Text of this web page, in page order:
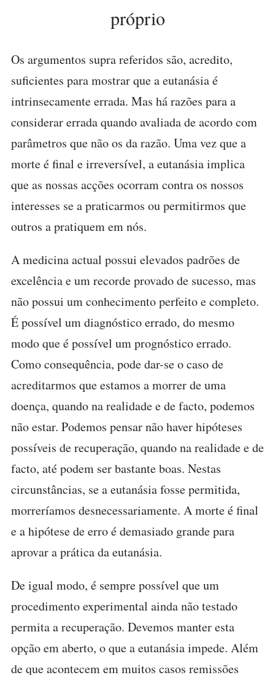
próprio
Os argumentos supra referidos são, acredito,
suficientes para mostrar que a eutanásia é
intrinsecamente errada. Mas há razões para a
considerar errada quando avaliada de acordo com
parâmetros que não os da razão. Uma vez que a
morte é final e irreversível, a eutanásia implica
que as nossas acções ocorram contra os nossos
interesses se a praticarmos ou permitirmos que
outros a pratiquem em nós.
A medicina actual possui elevados padrões de
excelência e um recorde provado de sucesso, mas
não possui um conhecimento perfeito e completo.
É possível um diagnóstico errado, do mesmo
modo que é possível um prognóstico errado.
Como consequência, pode dar-se o caso de
acreditarmos que estamos a morrer de uma
doença, quando na realidade e de facto, podemos
não estar. Podemos pensar não haver hipóteses
possíveis de recuperação, quando na realidade e de
facto, até podem ser bastante boas. Nestas
circunstâncias, se a eutanásia fosse permitida,
morreríamos desnecessariamente. A morte é final
e a hipótese de erro é demasiado grande para
aprovar a prática da eutanásia.
De igual modo, é sempre possível que um
procedimento experimental ainda não testado
permita a recuperação. Devemos manter esta
opção em aberto, o que a eutanásia impede. Além
de que acontecem em muitos casos remissões